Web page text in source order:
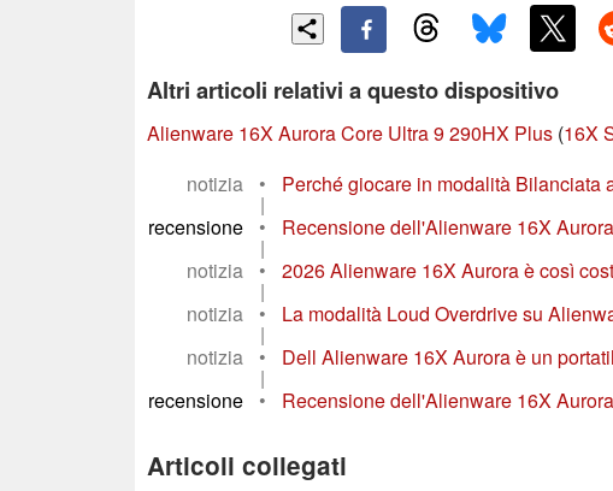
Altri articoli relativi a questo dispositivo
Alienware 16X Aurora Core Ultra 9 290HX Plus (16X
notizia
• Perché giocare in modalità Bilanciata
|
recensione
• Recensione dell'Alienware 16X
|
notizia
• 2026 Alienware 16X Aurora è così
|
notizia
• La modalità Loud Overdrive su
|
notizia
• Dell Alienware 16X Aurora è un
|
recensione
• Recensione dell'Alienware 16X
Articoli collegati